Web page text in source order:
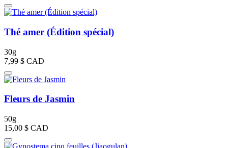
Thé amer (Édition spécial)
30g
7,99 $ CAD
Fleurs de Jasmin
50g
15,00 $ CAD